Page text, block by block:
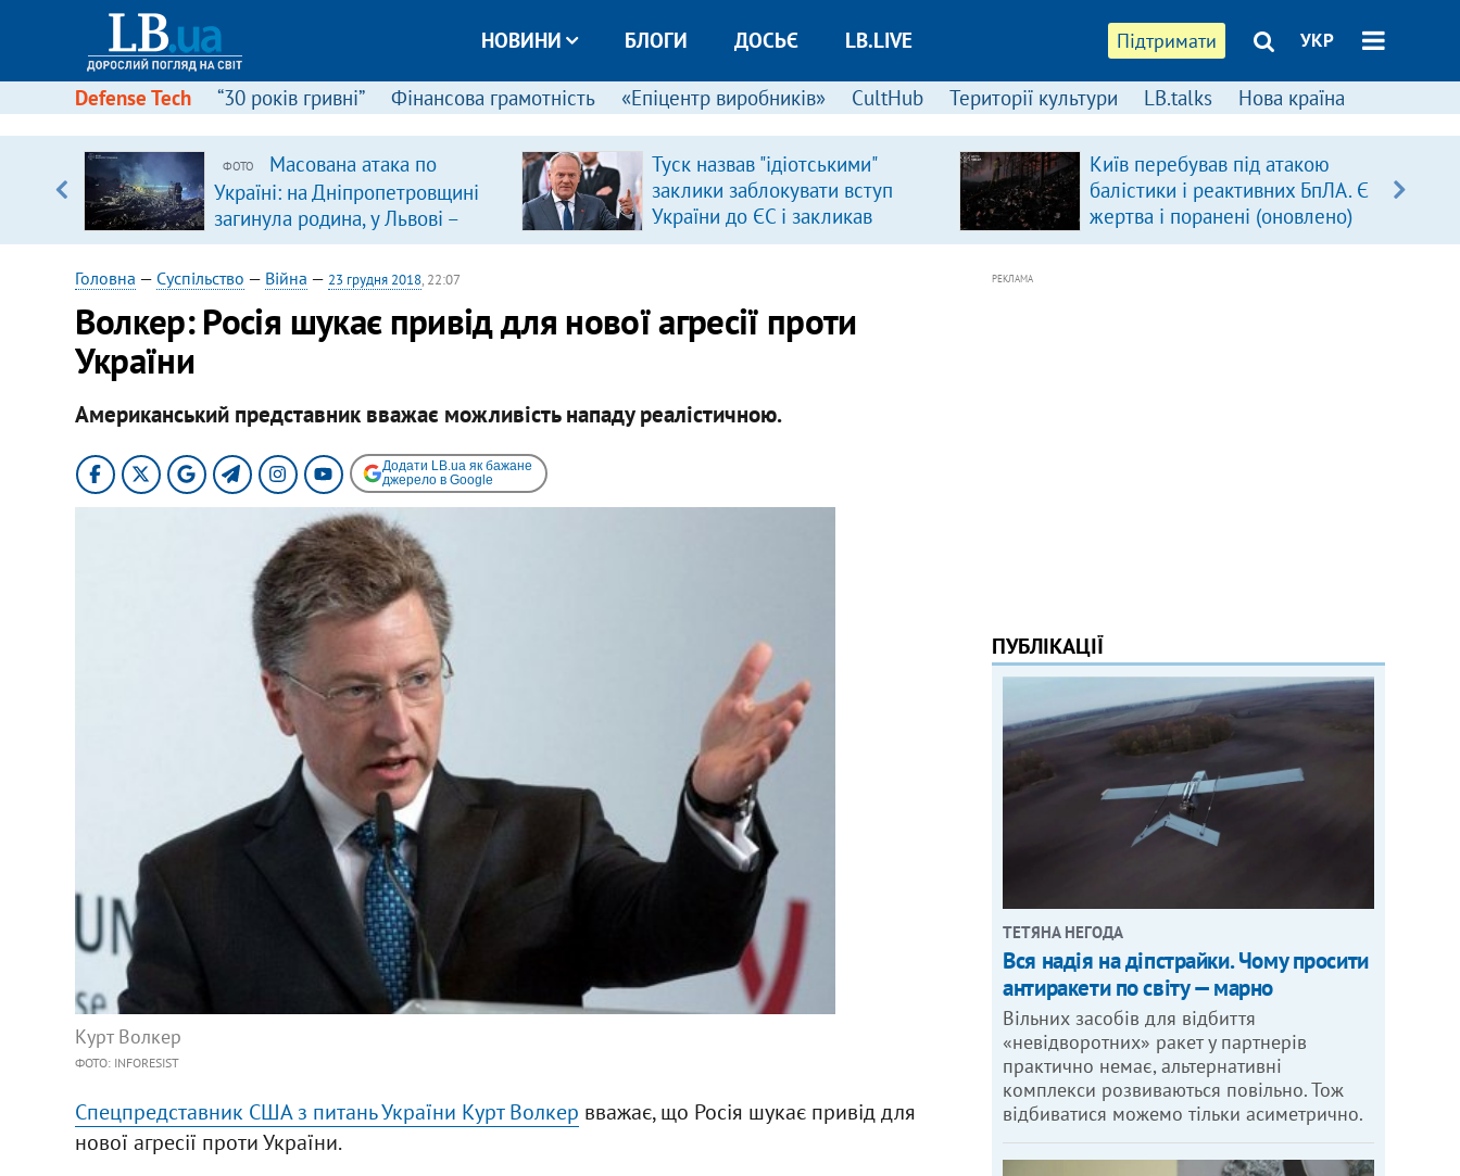
Підтримати УКР
НОВИНИ БЛОГИ ДОСЬЄ LB.LIVE
Defense Tech “30 років гривні” Фінансова грамотність «Епіцентр виробників» CultHub Території культури LB.talks Нова країна
ФОТО
Масована атака по
Україні: на Дніпропетровщині
загинула родина, у Львові –
удар по багатоповерхівках
(доповнюється)
Туск назвав "ідіотськими"
заклики заблокувати вступ
України до ЄС і закликав
припинити антиукраїнську
Київ перебував під атакою
балістики і реактивних БпЛА. Є
жертва і поранені (оновлено)
Головна — Суспільство — Війна — 23 грудня 2018, 22:07
Волкер: Росія шукає привід для нової агресії проти
України
Американський представник вважає можливість нападу реалістичною.
Додати LB.ua як бажане
джерело в Google
Курт Волкер
ФОТО: INFORESIST
Спецпредставник США з питань України Курт Волкер вважає, що Росія шукає привід для
нової агресії проти України.
РЕКЛАМА
ПУБЛІКАЦІЇ
ТЕТЯНА НЕГОДА
Вся надія на діпстрайки. Чому просити
антиракети по світу — марно
Вільних засобів для відбиття
«невідворотних» ракет у партнерів
практично немає, альтернативні
комплекси розвиваються повільно. Тож
відбиватися можемо тільки асиметрично.